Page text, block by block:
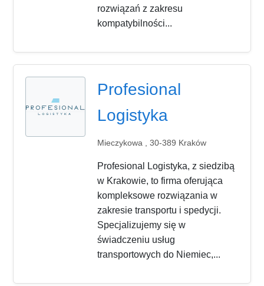
rozwiązań z zakresu
kompatybilności...
Profesional
Logistyka
Mieczykowa , 30-389 Kraków
Profesional Logistyka, z siedzibą
w Krakowie, to firma oferująca
kompleksowe rozwiązania w
zakresie transportu i spedycji.
Specjalizujemy się w
świadczeniu usług
transportowych do Niemiec,...